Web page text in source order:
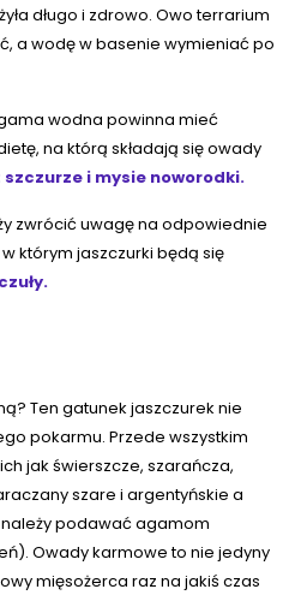
długo i zdrowo. Owo terrarium
a wodę w basenie wymieniać po
wodna powinna mieć
na którą składają się owady
i mysie noworodki.
zwrócić uwagę na odpowiednie
którym jaszczurki będą się
Ten gatunek jaszczurek nie
pokarmu. Przede wszystkim
jak świerszcze, szarańcza,
szare i argentyńskie a
podawać agamom
Owady karmowe to nie jedyny
mięsożerca raz na jakiś czas